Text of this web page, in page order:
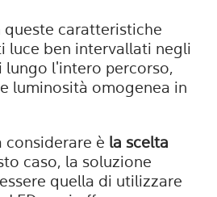
caratteristiche
luce ben intervallati negli
lungo l'intero percorso,
luminosità omogenea in
considerare è la scelta
caso, la soluzione
quella di utilizzare